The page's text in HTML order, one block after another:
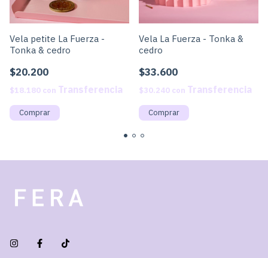
Vela petite La Fuerza -
Tonka & cedro
$20.200
$18.180 con
Vela La Fuerza - Tonka &
cedro
$33.600
$30.240 con